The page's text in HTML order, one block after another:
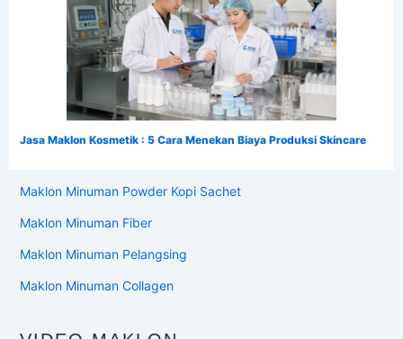
Jasa Maklon Kosmetik : 5 Cara Menekan Biaya Produksi Skincare
Maklon Minuman Powder Kopi Sachet
Maklon Minuman Fiber
Maklon Minuman Pelangsing
Maklon Minuman Collagen